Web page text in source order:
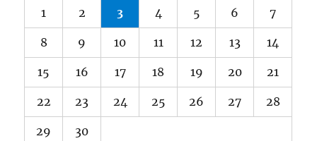
1 2 3 4 5 6 7
8 9 10 11 12 13 14
15 16 17 18 19 20 21
22 23 24 25 26 27 28
29 30